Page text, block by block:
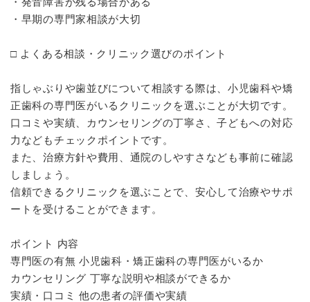
・早期の専門家相談が大切
□ よくある相談・クリニック選びのポイント
指しゃぶりや歯並びについて相談する際は、小児歯科や矯
正歯科の専門医がいるクリニックを選ぶことが大切です。
口コミや実績、カウンセリングの丁寧さ、子どもへの対応
力などもチェックポイントです。
また、治療方針や費用、通院のしやすさなども事前に確認
しましょう。
信頼できるクリニックを選ぶことで、安心して治療やサポ
ートを受けることができます。
ポイント 内容
専門医の有無 小児歯科・矯正歯科の専門医がいるか
カウンセリング 丁寧な説明や相談ができるか
実績・口コミ 他の患者の評価や実績